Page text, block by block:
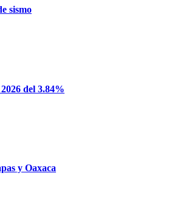
sismo
del 3.84%
y Oaxaca